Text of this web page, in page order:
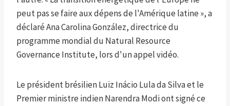
peut pas se faire aux dépens de l'Amérique latine », a
déclaré Ana Carolina González, directrice du
programme mondial du Natural Resource
Governance Institute, lors d'un appel vidéo.
Le président brésilien Luiz Inácio Lula da Silva et le
Premier ministre indien Narendra Modi ont signé ce